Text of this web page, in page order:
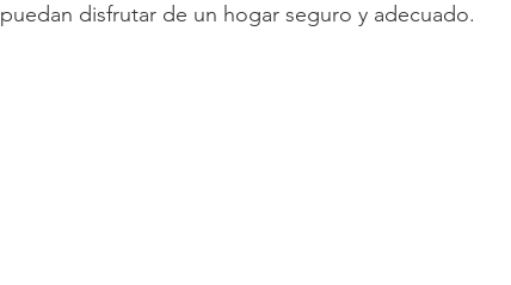
puedan disfrutar de un hogar seguro y adecuado.